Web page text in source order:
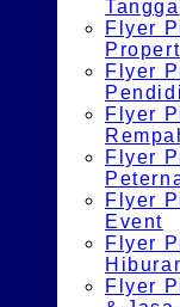
Tangga
Flyer
Flyer
Flyer
Flyer
Flyer
Event
Flyer
Flyer